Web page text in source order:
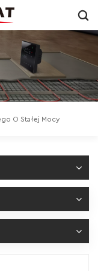
O Stałej Mocy